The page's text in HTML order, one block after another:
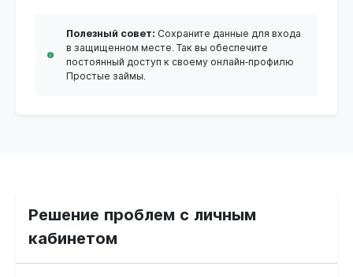
Полезный совет: Сохраните данные для входа
в защищенном месте. Так вы обеспечите
постоянный доступ к своему онлайн-профилю
Простые займы.
Решение проблем с личным
кабинетом